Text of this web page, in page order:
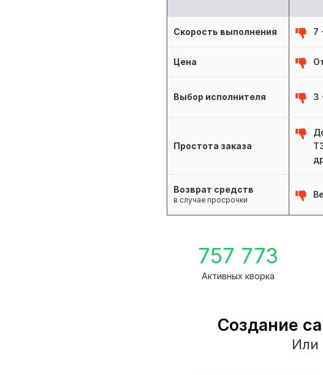
Скорость выполнения 7
Цена
Выбор исполнителя 3
Простота заказа
Возврат средств
в случае просрочки
757 773
Активных кворка
Создание
Или